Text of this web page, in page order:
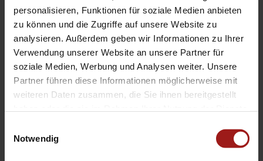
personalisieren, Funktionen für soziale Medien anbieten
zu können und die Zugriffe auf unsere Website zu
analysieren. Außerdem geben wir Informationen zu Ihrer
Verwendung unserer Website an unsere Partner für
soziale Medien, Werbung und Analysen weiter. Unsere
Partner führen diese Informationen möglicherweise mit
weiteren Daten zusammen, die Sie ihnen bereitgestellt
Notwendig
Eco-Anzeige für
verbrauchsoptimiertes Fahren
EcoCoach
Die Fahrzeugbeschreibung dient
lediglich der allgemeinen
Identifizierung des Fahrzeuges und
stellt keine Gewährleistung im
Ausschlaggebend ist die Beschreibung